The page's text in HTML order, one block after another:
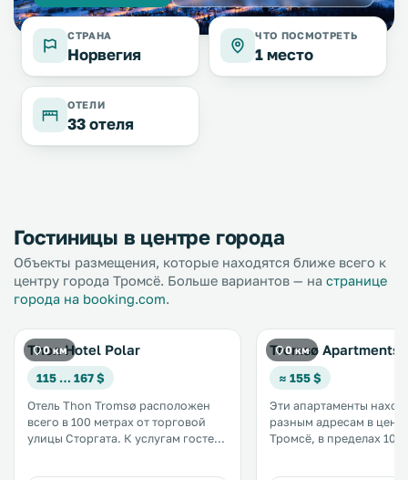
СТРАНА
Норвегия
ЧТО ПОСМОТРЕТЬ
1 место
ОТЕЛИ
33 отеля
Гостиницы в центре города
Объекты размещения, которые находятся ближе всего к
центру города Тромсё. Больше вариантов — на странице
города на booking.com.
0 км
Thon Hotel Polar
115 … 167 $
Отель Thon Tromsø расположен
всего в 100 метрах от торговой
улицы Сторгата. К услугам гостей
0 км
Tromsø Apartments
≈ 155 $
Эти апартаменты
разным адресам в
Тромсё, в пределах 10